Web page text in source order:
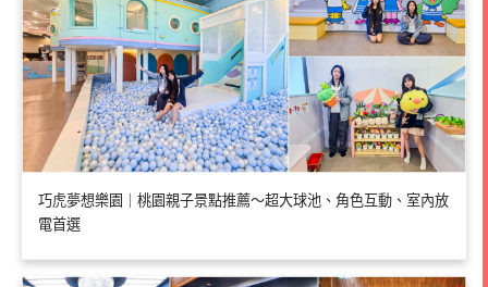
巧虎夢想樂園｜桃園親子景點推薦～超大球池、角色互動、室內放
電首選